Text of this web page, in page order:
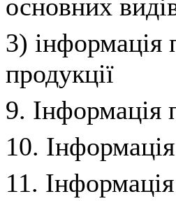
основних
3) інформація
продукції
9. Інформація
10.
11.